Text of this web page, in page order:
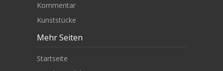
Kommentar
Kunststücke
Mehr Seiten
Startseite